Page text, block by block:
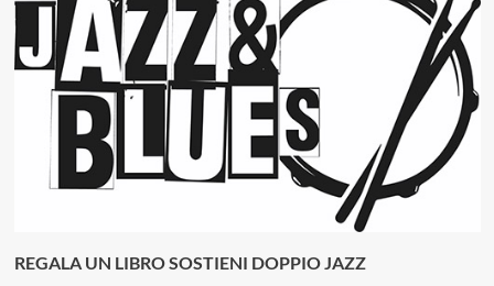
REGALA UN LIBRO SOSTIENI DOPPIO JAZZ